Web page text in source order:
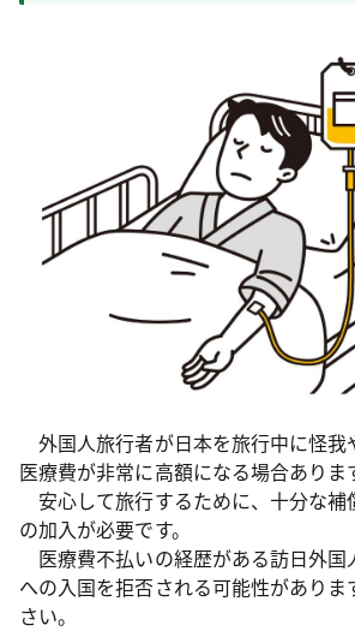
外国人旅行者が日本を旅行中に怪我
医療費が非常に高額になる場合ありま
安心して旅行するために、十分な補
の加入が必要です。
医療費不払いの経歴がある訪日外国
への入国を拒否される可能性がありま
さい。